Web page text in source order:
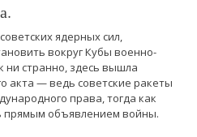
ядерных сил,
вокруг Кубы военно-
ни странно, здесь вышла
акта — ведь советские ракеты
права, тогда как
прямым объявлением войны.